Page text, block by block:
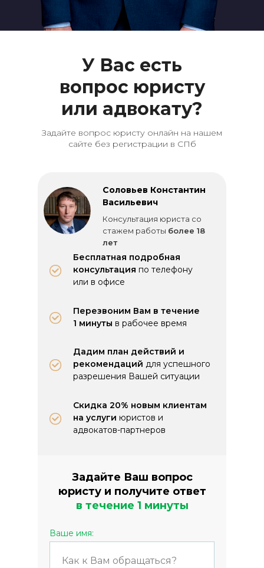
У Вас есть
вопрос юристу
или адвокату?
Задайте вопрос юристу онлайн на нашем
сайте без регистрации в СПб
Задайте Ваш вопрос
юристу и получите ответ
в течение 1 минуты
Бесплатная подробная
консультация по телефону
или в офисе
Перезвоним Вам в течение
1 минуты в рабочее время
Дадим план действий и
рекомендаций для успешного
разрешения Вашей ситуации
Ваше имя:
Скидка 20% новым клиентам
на услуги юристов и
адвокатов-партнеров
Соловьев Константин
Васильевич
Консультация юриста со
стажем работы более 18
лет